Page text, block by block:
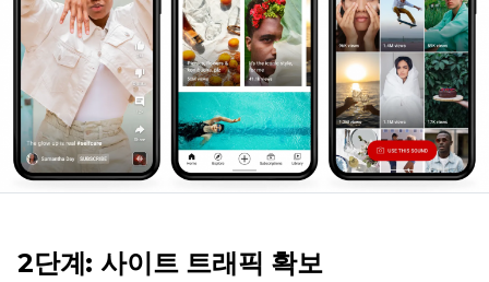
2단계: 사이트 트래픽 확보